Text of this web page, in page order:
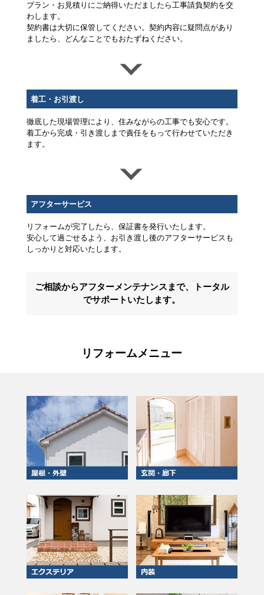
プラン・お見積りにご納得いただましたら工事請負契約を交
わします。
契約書は大切に保管してください。契約内容に疑問点があり
ましたら、どんなことでもおたずねください。
着工・お引渡し
徹底した現場管理により、住みながらの工事でも安心です。
着工から完成・引き渡しまで責任をもって行わせていただき
ます。
アフターサービス
リフォームが完了したら、保証書を発行いたします。
安心して過ごせるよう、お引き渡し後のアフターサービスも
しっかりと対応いたします。
ご相談からアフターメンテナンスまで、トータル
でサポートいたします。
リフォームメニュー